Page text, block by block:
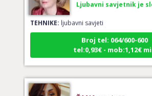
TEHNIKE:ljubavni savjeti
Broj tel: 064/600-600
tel:0,93€ - mob:1,12€ min